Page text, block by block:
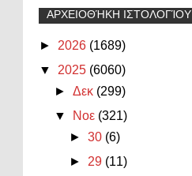
ΑΡΧΕΙΟΘΉΚΗ ΙΣΤΟΛΟΓΊΟΥ
► 2026 (1689)
▼ 2025 (6060)
►Δεκ (299)
▼
Νοε (321)
►30 (6)
► 29 (11)